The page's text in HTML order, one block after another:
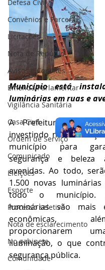
Defesa Civil
Convênios e Parcerias
Licitações
Nota de Repúdio
Avisos e Convites
Emenda Parlamentar
Vigilância Sanitária
Casa Civil
Ordem de Serviço
Comunicado
Eleições
Esporte
Processo seletivo
Nota de esclarecimento
No gabinete
Comunidade
Município está
luminárias em ruas e
A Prefeitura de
investindo na
município para
segurança e
avenidas. Ao todo,
1.500 novas
todo o município.
luminárias são mais
econômicas,
proporcionarem
iluminação, o que
segurança pública.